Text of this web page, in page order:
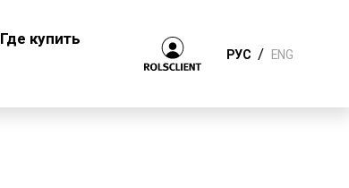
Где купить
РУС / ENG